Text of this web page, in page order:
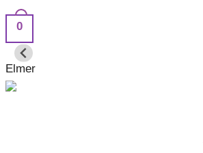
0
Elmer